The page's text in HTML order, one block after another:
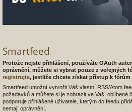
Smartfeed
Protože nejste přihlášení, používáte OAuth
oprávnění, můžete si vybrat pouze z veřejných
registrujte, jestliže chcete získat přístup k
Smartfeed umožní vytvořit Váš vlastní RSS/Atom
požadavků a můžete si je zobrazit ve Vaší oblíbené
podporuje přihlášené uživatele, kterým do feedu
nemají oprávnění.